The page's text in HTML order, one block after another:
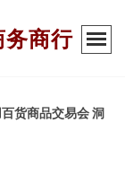
务商行
货商品交易会 洞